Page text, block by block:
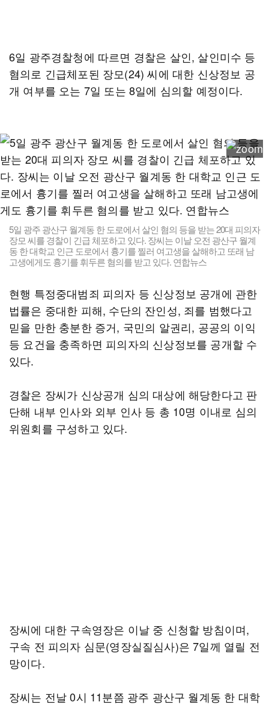
6일 광주경찰청에 따르면 경찰은 살인, 살인미수 등
혐의로 긴급체포된 장모(24) 씨에 대한 신상정보 공
개 여부를 오는 7일 또는 8일에 심의할 예정이다.
5일 광주 광산구 월계동 한 도로에서 살인 혐의 등을 받는 20대 피의자
장모 씨를 경찰이 긴급 체포하고 있다. 장씨는 이날 오전 광산구 월계
동 한 대학교 인근 도로에서 흉기를 찔러 여고생을 살해하고 또래 남
고생에게도 흉기를 휘두른 혐의를 받고 있다. 연합뉴스
현행 특정중대범죄 피의자 등 신상정보 공개에 관한
법률은 중대한 피해, 수단의 잔인성, 죄를 범했다고
믿을 만한 충분한 증거, 국민의 알권리, 공공의 이익
등 요건을 충족하면 피의자의 신상정보를 공개할 수
있다.
경찰은 장씨가 신상공개 심의 대상에 해당한다고 판
단해 내부 인사와 외부 인사 등 총 10명 이내로 심의
위원회를 구성하고 있다.
장씨에 대한 구속영장은 이날 중 신청할 방침이며,
구속 전 피의자 심문(영장실질심사)은 7일께 열릴 전
망이다.
장씨는 전날 0시 11분쯤 광주 광산구 월계동 한 대학